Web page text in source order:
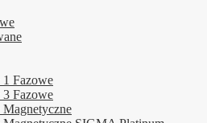
Fazowe
Fazowe